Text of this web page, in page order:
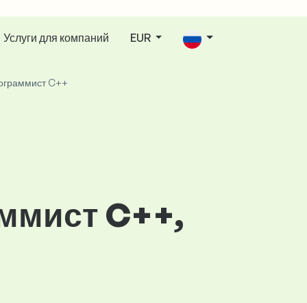
Услуги для компаний EUR
C++
C++,